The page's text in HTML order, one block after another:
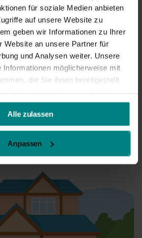
für soziale Medien anbieten
auf unsere Website zu
geben wir Informationen zu Ihrer
Website an unsere Partner für
und Analysen weiter. Unsere
Informationen möglicherweise mit
die Sie ihnen bereitgestellt
Alle zulassen
Anpassen
auf dem gleichen Platz? Dann
eine Parkplatzsperre eine sinnvolle
sicher abstellen
Anhänger effektiv vor Diebstahl mit
entdecken
Besonders bei längerer Standzeit ist das